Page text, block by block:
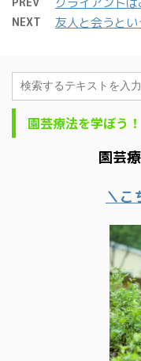
NEXT 友人と会うとい
園芸療法を学ぼう！
園芸
＼こ